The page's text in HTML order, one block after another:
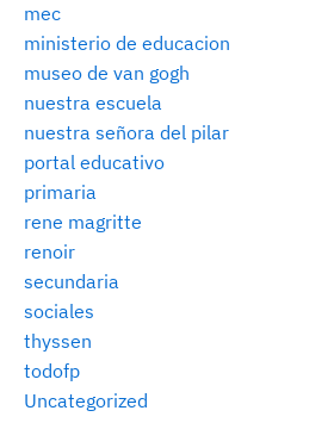
mec
ministerio de educacion
museo de van gogh
nuestra escuela
nuestra señora del pilar
portal educativo
primaria
rene magritte
renoir
secundaria
sociales
thyssen
todofp
Uncategorized